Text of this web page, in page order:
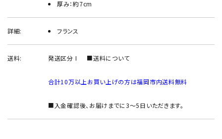
厚み：約7cm
詳細: フランス
送料: 発送区分 I ■送料について
合計10万以上お買い上げの方は福岡市内送料無料
■入金確認後、お届けまでに3～5日いただきます。